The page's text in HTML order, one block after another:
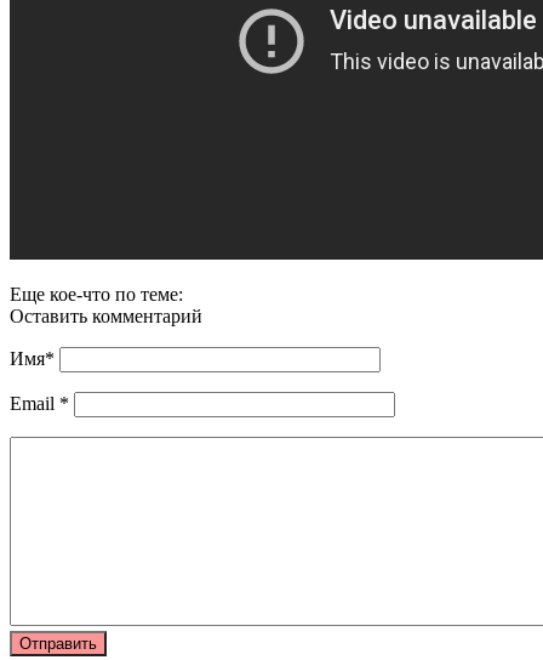
Еще кое-что по теме:
Оставить комментарий
Имя*
Email *